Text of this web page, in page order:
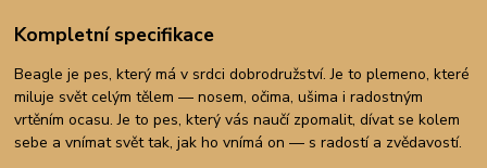
Kompletní specifikace
Beagle je pes, který má v srdci dobrodružství. Je to plemeno, které
miluje svět celým tělem — nosem, očima, ušima i radostným
vrtěním ocasu. Je to pes, který vás naučí zpomalit, dívat se kolem
sebe a vnímat svět tak, jak ho vnímá on — s radostí a zvědavostí.